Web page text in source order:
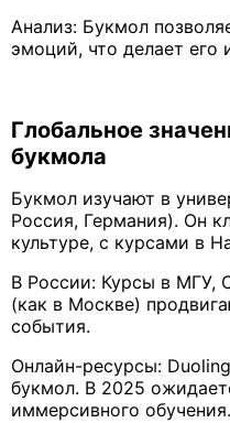
Анализ: Букмол
эмоций, что делает его
Глобальное
букмола
Букмол изучают в
Россия, Германия). Он
культуре, с курсами в
В России: Курсы в МГУ,
(как в Москве)
события.
Онлайн-ресурсы:
букмол. В 2025
иммерсивного обучения.